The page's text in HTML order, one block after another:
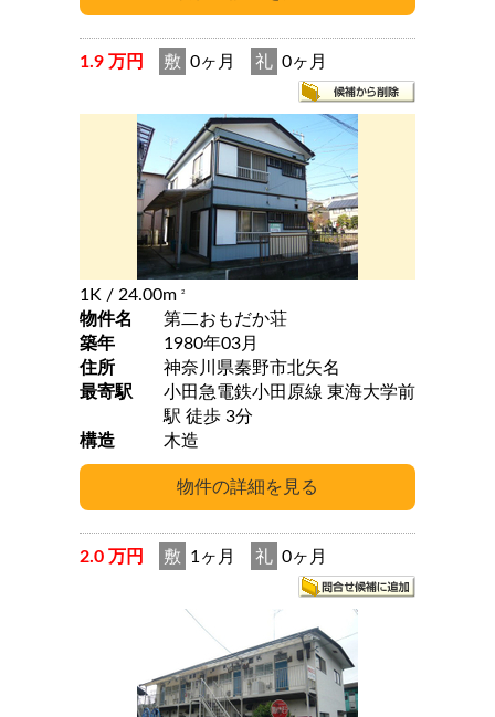
1.9 万円 敷 0ヶ月 礼 0ヶ月
1K / 24.00m 2
物件名
第二おもだか荘
築年
1980年03月
住所
神奈川県秦野市北矢名
最寄駅
小田急電鉄小田原線 東海大学前
駅 徒歩 3分
構造
木造
2.0 万円 敷 1ヶ月 礼 0ヶ月